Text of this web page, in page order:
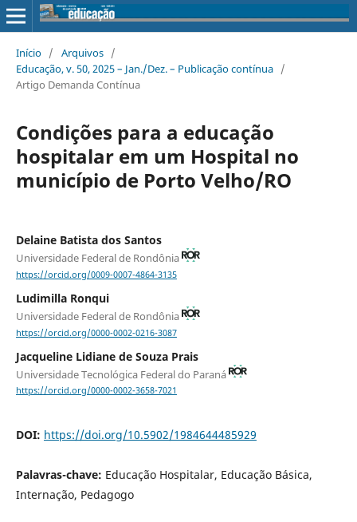
Início / Arquivos /
Educação, v. 50, 2025 – Jan./Dez. – Publicação contínua /
Artigo Demanda Contínua
Condições para a educação
hospitalar em um Hospital no
município de Porto Velho/RO
Delaine Batista dos Santos
Universidade Federal de Rondônia
https://orcid.org/0009-0007-4864-3135
Ludimilla Ronqui
Universidade Federal de Rondônia
https://orcid.org/0000-0002-0216-3087
Jacqueline Lidiane de Souza Prais
Universidade Tecnológica Federal do Paraná
https://orcid.org/0000-0002-3658-7021
DOI: https://doi.org/10.5902/1984644485929
Palavras-chave: Educação Hospitalar, Educação Básica,
Internação, Pedagogo